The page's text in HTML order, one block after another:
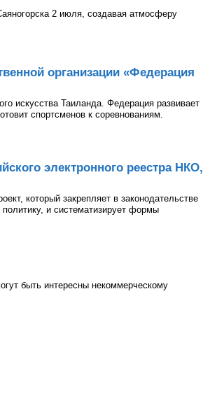
2 июля, создавая атмосферу
организации «Федерация
искусства Таиланда. Федерация развивает
спортсменов к соревнованиям.
электронного реестра НКО,
который закрепляет в законодательстве
и систематизирует формы
быть интересны некоммерческому